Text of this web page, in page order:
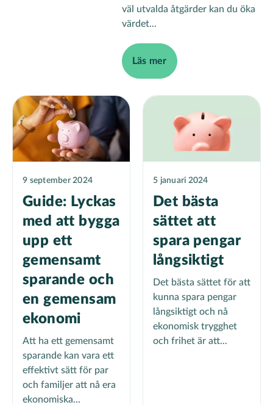
väl utvalda åtgärder kan du öka
värdet...
Läs mer
9 september 2024
Guide: Lyckas
med att bygga
upp ett
gemensamt
sparande och
en gemensam
ekonomi
Att ha ett gemensamt
sparande kan vara ett
effektivt sätt för par
och familjer att nå era
ekonomiska...
5 januari 2024
Det bästa
sättet att
spara pengar
långsiktigt
Det bästa sättet för att
kunna spara pengar
långsiktigt och nå
ekonomisk trygghet
och frihet är att...